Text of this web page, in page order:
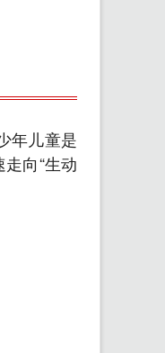
年儿童是
向“生动